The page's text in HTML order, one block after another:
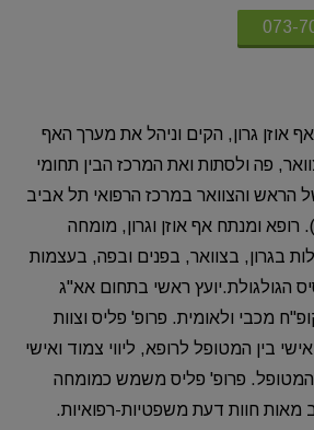
אוזן גרון, הקים וניהל את מערך האף
פה ולסתות ואת המרכז הבין תחומי
של הראש והצוואר במרכז הרפואי תל אביב
רופא ומנתח אף אוזן וגרון, מומחה
בגרון, בצוואר, בפנים ובפה, בעצמות
הגולגולת.יועץ ראשי בתחום אא"ג
מכבי ולאומית. פרופ' פליס וצוות
בין המטופל לרופא, ליווי צמוד ואישי
פרופ' פליס משמש כמומחה
חוות דעת משפטיות-רפואיות.